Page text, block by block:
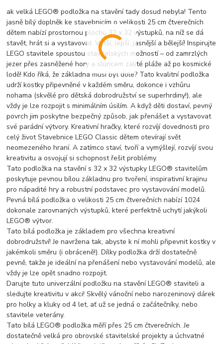
ak velká LEGO® podložka na stavění tady dosud nebyla! Tento
jasně bílý doplněk ke stavebnicím o velikosti 25 cm čtverečních
dětem nabízí prostornou plochu 32 x 32 výstupků, na níž se dá
stavět, hrát si a vystavovat. Větší, lepší, jasnější a bělejší! Inspirujte
LEGO stavitele spoustou stavitelských možností – od zamrzlých
jezer přes zasněžené hory a sluncem zalité pláže až po kosmické
lodě! Kdo říká, že základna musí být dole? Tato kvalitní podložka
udrží kostky připevněné v každém směru, dokonce i vzhůru
nohama (skvělé pro dětská dobrodružství se superhrdiny!), ale
vždy je lze rozpojit s minimálním úsilím. A když děti dostaví, pevný
povrch jim poskytne bezpečný způsob, jak přenášet a vystavovat
své parádní výtvory. Kreativní hračky, které rozvíjí dovednosti pro
celý život Stavebnice LEGO Classic dětem otevírají svět
neomezeného hraní. A zatímco staví, tvoří a vymýšlejí, rozvíjí svou
kreativitu a osvojují si schopnost řešit problémy.
Tato podložka na stavění s 32 x 32 výstupky LEGO® stavitelům
poskytuje pevnou bílou základnu pro tvoření, inspirativní krajinu
pro nápadité hry a robustní podstavec pro vystavování modelů.
Pevná bílá podložka o velikosti 25 cm čtverečních nabízí 1024
dokonale zarovnaných výstupků, které perfektně uchytí jakýkoli
LEGO® výtvor.
Tato bílá podložka je základem pro všechna kreativní
dobrodružství! Je navržena tak, abyste k ní mohli připevnit kostky v
jakémkoli směru (i obráceně!). Dílky podložka drží dostatečně
pevně, takže je ideální na přenášení nebo vystavování modelů, ale
vždy je lze opět snadno rozpojit.
Darujte tuto univerzální podložku na stavění LEGO® staviteli a
sledujte kreativitu v akci! Skvělý vánoční nebo narozeninový dárek
pro holky a kluky od 4 let, ať už se jedná o začátečníky, nebo
stavitele veterány.
Tato bílá LEGO® podložka měří přes 25 cm čtverečních. Je
dostatečně velká pro obrovské stavitelské projekty a úchvatné